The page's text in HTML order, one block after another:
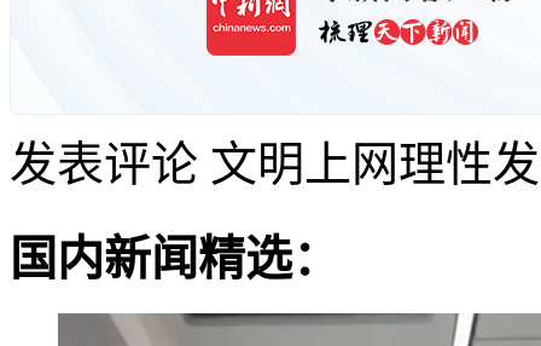
发表评论 文明上网理性
国内新闻精选：